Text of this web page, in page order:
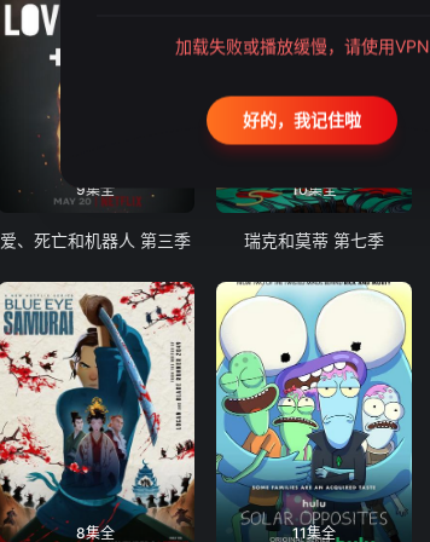
9集全
爱、死亡和机器人 第三季
10集全
瑞克和莫蒂 第七季
8集全 11集全
加载失败或播放缓慢，请使用VPN
好的，我记住啦